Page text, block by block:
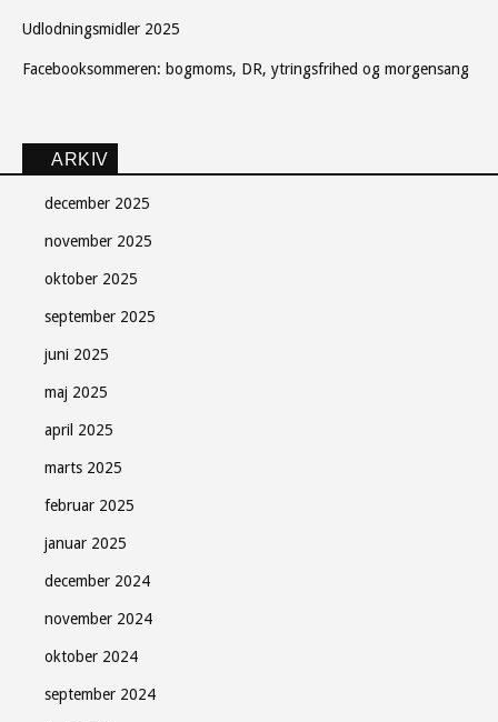
Udlodningsmidler 2025
Facebooksommeren: bogmoms, DR, ytringsfrihed og morgensang
ARKIV
december 2025
november 2025
oktober 2025
september 2025
juni 2025
maj 2025
april 2025
marts 2025
februar 2025
januar 2025
december 2024
november 2024
oktober 2024
september 2024